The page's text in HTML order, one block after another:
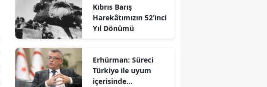
Karşısında Rekabet
Gücü
Kıbrıs Barış
Harekâtımızın 52’inci
Yıl Dönümü
Erhürman: Süreci
Türkiye ile uyum
içerisinde